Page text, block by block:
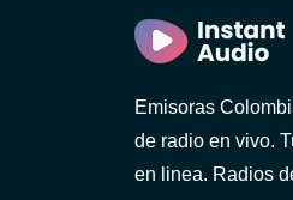
Emisoras
de radio en vivo.
en linea. Radios